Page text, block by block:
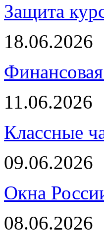
Защита
18.06.2026
11.06.2026
Классные
09.06.2026
Окна
08.06.2026